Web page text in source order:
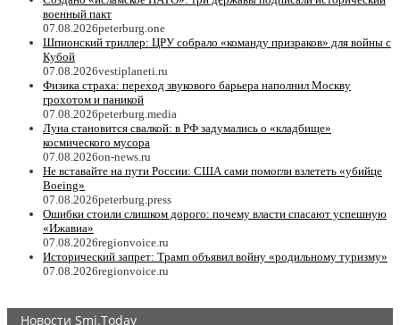
военный пакт
07.08.2026peterburg.one
Шпионский триллер: ЦРУ собрало «команду призраков» для войны с
Кубой
07.08.2026vestiplaneti.ru
Физика страха: переход звукового барьера наполнил Москву
грохотом и паникой
07.08.2026peterburg.media
Луна становится свалкой: в РФ задумались о «кладбище»
космического мусора
07.08.2026on-news.ru
Не вставайте на пути России: США сами помогли взлететь «убийце
Boeing»
07.08.2026peterburg.press
Ошибки стоили слишком дорого: почему власти спасают успешную
«Ижавиа»
07.08.2026regionvoice.ru
Исторический запрет: Трамп объявил войну «родильному туризму»
07.08.2026regionvoice.ru